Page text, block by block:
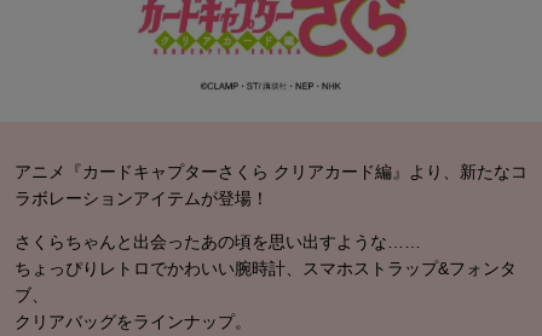
アニメ『カードキャプターさくら クリアカード編』より、 新たなコ
ラボレーションアイテムが登場！
さくらちゃんと出会ったあの頃を思い出すような……
ちょっぴりレトロでかわいい腕時計、スマホストラップ&フォンタ
ブ、
クリアバッグをラインナップ。